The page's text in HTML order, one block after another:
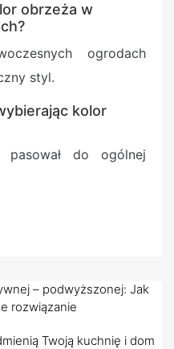
obrzeża w
ogrodach
styl.
kolor
do ogólnej
– podwyższonej: Jak
rozwiązanie
Twoją kuchnię i dom